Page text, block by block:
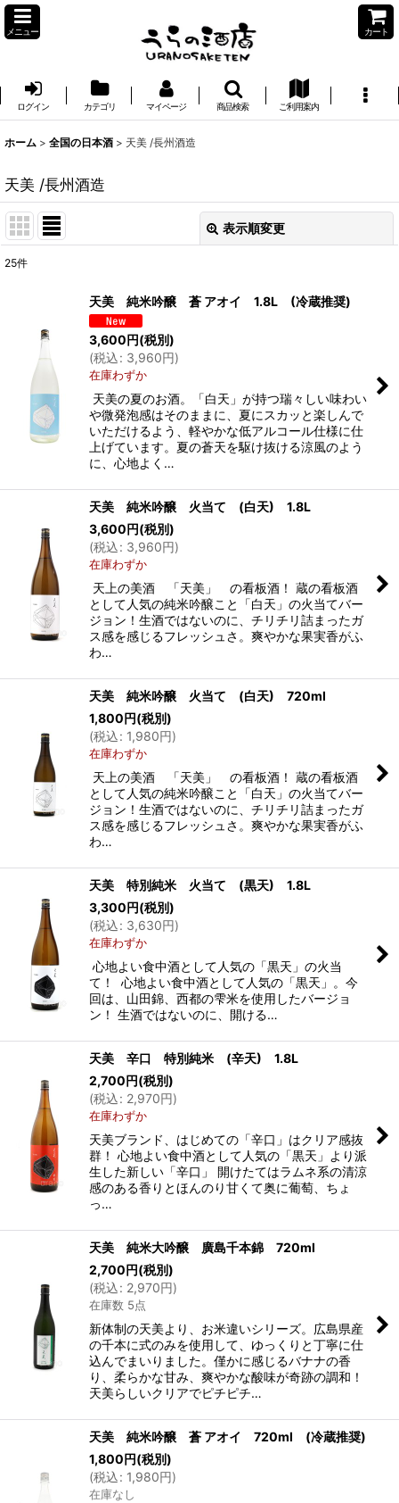
メニュー カート
ログイン カテゴリ マイページ 商品検索 ご利用案内
ホーム > 全国の日本酒 > 天美 /長州酒造
天美 /長州酒造
表示順変更
並び順
25件
天美 純米吟醸 蒼 アオイ 1.8L (冷蔵推奨)
3,600円(税別)
(税込: 3,960円)
在庫わずか
天美の夏のお酒。「白天」が持つ瑞々しい味わい
や微発泡感はそのままに、夏にスカッと楽しんで
いただけるよう、軽やかな低アルコール仕様に仕
上げています。夏の蒼天を駆け抜ける涼風のよう
に、心地よく…
天美 純米吟醸 火当て (白天) 1.8L
3,600円(税別)
(税込: 3,960円)
在庫わずか
天上の美酒 「天美」 の看板酒！ 蔵の看板酒
として人気の純米吟醸こと「白天」の火当てバー
ジョン！生酒ではないのに、チリチリ詰まったガ
ス感を感じるフレッシュさ。爽やかな果実香がふ
わ…
天美 純米吟醸 火当て (白天) 720ml
1,800円(税別)
(税込: 1,980円)
在庫わずか
天上の美酒 「天美」 の看板酒！ 蔵の看板酒
として人気の純米吟醸こと「白天」の火当てバー
ジョン！生酒ではないのに、チリチリ詰まったガ
ス感を感じるフレッシュさ。爽やかな果実香がふ
わ…
天美 特別純米 火当て (黒天) 1.8L
3,300円(税別)
(税込: 3,630円)
在庫わずか
心地よい食中酒として人気の「黒天」の火当
て！ 心地よい食中酒として人気の「黒天」。今
回は、山田錦、西都の雫米を使用したバージョ
ン！ 生酒ではないのに、開ける…
天美 辛口 特別純米 (辛天) 1.8L
2,700円(税別)
(税込: 2,970円)
在庫わずか
天美ブランド、はじめての「辛口」はクリア感抜
群！ 心地よい食中酒として人気の「黒天」より派
生した新しい「辛口」 開けたてはラムネ系の清涼
感のある香りとほんのり甘くて奥に葡萄、ちょ
っ…
天美 純米大吟醸 廣島千本錦 720ml
2,700円(税別)
(税込: 2,970円)
在庫数 5点
新体制の天美より、お米違いシリーズ。広島県産
の千本に式のみを使用して、ゆっくりと丁寧に仕
込んでまいりました。僅かに感じるバナナの香
り、柔らかな甘み、爽やかな酸味が奇跡の調和！
天美らしいクリアでピチピチ…
天美 純米吟醸 蒼 アオイ 720ml (冷蔵推奨)
1,800円(税別)
(税込: 1,980円)
在庫なし